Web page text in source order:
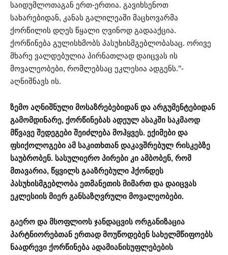
საიდუმლოთაგან ერთ-ერთია. გავიხსენოთ
სახარებიდან, კანას გალილეაში მაცხოვარმა
ქორწილის დღეს წყალი ღვინოდ გადააქცია.
ქორწინება გულისხმობს პასუხისმგებლობასაც. ორივე
მხარე ვალდებულია პირნათლად დაიცვას ის
მოვალეობები, რომლებსაც ეკლესია ადგენს.’’-
აღნიშნავს ის.
ზემო აღნიშნული მოსაზრებებიდან და არგუმენტებიდან
გამომდინარე, ქორწინებას ადეულ ასაკში საკმაოდ
მწვავე შედეგები შეიძლება მოჰყვეს. ექიმები და
ფსიქოლოგები ამ საკითხთან დაკავშრებულ რისკებზე
საუბრობენ. სასულიერო პირები კი ამბობენ, რომ
მთავარია, წყვილს გააზრებული ჰქონდეს
პასუხისმგებლობა ეთმანეთის მიმართ და დაიცვას
ეკლესიის მიერ განსაზღვრული მოვალეობები.
გაერო და მსოფლიოს ჯანდაცვის ორგანიზაცია
პარტნიორებთან ერთად მოუწოდებენ სახელმწიფოებს
ნაადრევი ქორწინება ადამიანისუფლებების